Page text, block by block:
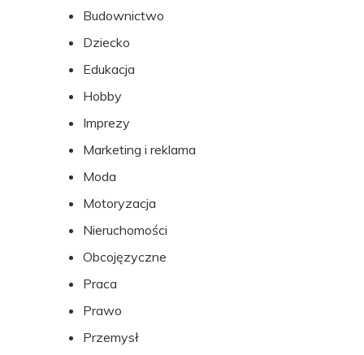
Budownictwo
Dziecko
Edukacja
Hobby
Imprezy
Marketing i reklama
Moda
Motoryzacja
Nieruchomości
Obcojęzyczne
Praca
Prawo
Przemysł